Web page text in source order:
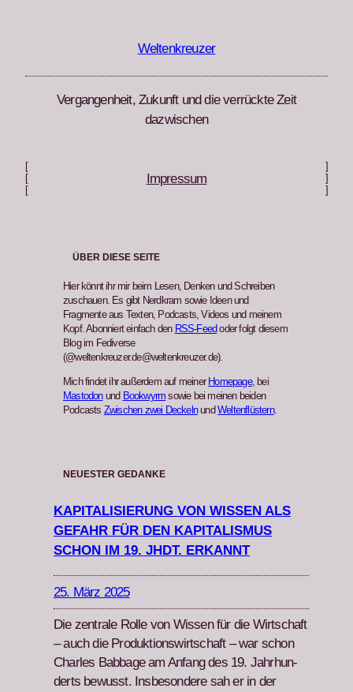
Weltenkreuzer
Vergangenheit, Zukunft und die verrückte Zeit
dazwischen
Impressum
ÜBER DIESE SEITE
Hier könnt ihr mir beim Lesen, Denken und Schreiben
zuschauen. Es gibt Nerdkram sowie Ideen und
Fragmente aus Texten, Podcasts, Videos und meinem
Kopf. Abonniert einfach den RSS-Feed oder folgt diesem
Blog im Fediverse
(@weltenkreuzer.de@weltenkreuzer.de).
Mich findet ihr außerdem auf meiner Homepage, bei
Mastodonund Bookwyrm sowie bei meinen beiden
Podcasts Zwischen zwei DeckelnundWeltenflüstern.
NEUESTER GEDANKE
KAPITALISIERUNG VON WISSEN ALS
GEFAHR FÜR DEN KAPITALISMUS
SCHON IM 19. JHDT. ERKANNT
25. März 2025
Die zen­trale Rolle von Wis­sen für die Wirtschaft
– auch die Pro­duk­tion­swirtschaft – war schon
Charles Bab­bage am Anfang des 19. Jahrhun­
derts bewusst. Ins­beson­dere sah er in der